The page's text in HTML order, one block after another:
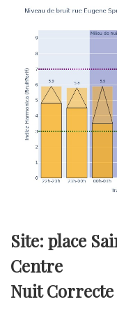
Site: place
Centre
Nuit